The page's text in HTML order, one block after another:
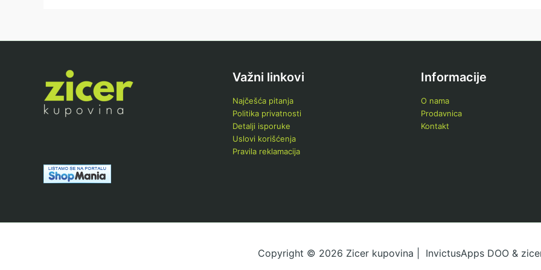
Važni linkovi
Najčešća pitanja
Politika privatnosti
Detalji isporuke
Uslovi korišćenja
Pravila reklamacija
Informacije
O nama
Prodavnica
Kontakt
Copyright © 2026 Zicer kupovina | InvictusApps DOO &